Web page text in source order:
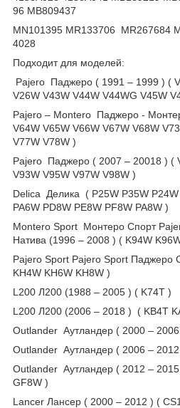
96 MB809437
MN101395 MR133706 MR267684
4028
Подходит для моделей:
Pajero Паджеро ( 1991 – 1999 ) (
V26W V43W V44W V44WG V45W
Pajero – Montero Паджеро -
V64W V65W V66W V67W V68W
V77W V78W )
Pajero Паджеро ( 2007 – 20018 ) (
V93W V95W V97W V98W )
Delica Делика ( P25W P35W
PA6W PD8W PE8W PF8W PA8W )
Montero Sport Монтеро Спорт
Натива (1996 – 2008 ) ( K94W
Pajero Sport Pajero Sport Паджеро
KH4W KH6W KH8W )
L200 Л200 (1988 – 2005 ) ( K74T )
L200 Л200 (2006 – 2018 ) ( KB4T
Outlander Аутландер ( 2000 –
Outlander Аутландер ( 2006 –
Outlander Аутландер ( 2012 –
GF8W )
Lancer Лансер ( 2000 – 2012 ) (